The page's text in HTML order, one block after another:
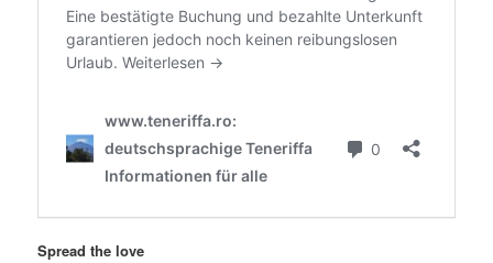
Spread the love